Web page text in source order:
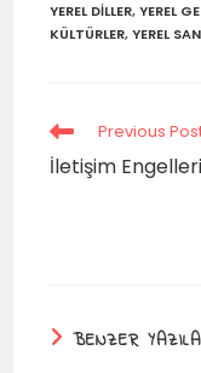
YEREL DILLER, YEREL
KÜLTÜRLER, YEREL
Previous
İletişim
BENZER